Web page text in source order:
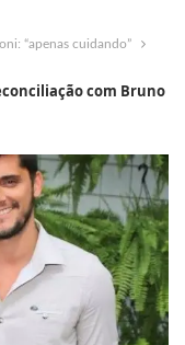
“apenas cuidando”
com Bruno